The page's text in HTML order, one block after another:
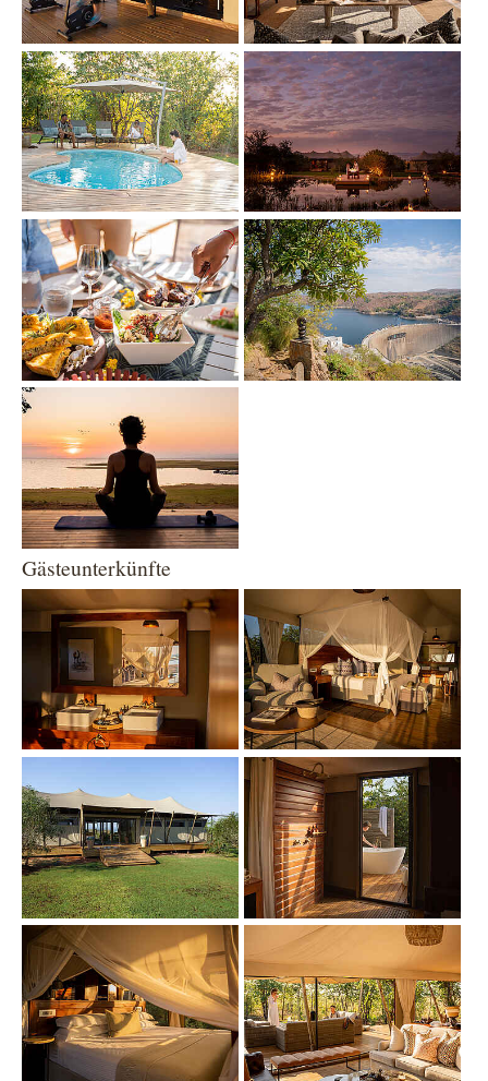
Show larger version Show larger version
Show larger version Show larger version
Show larger version
Gästeunterkünfte
Show larger version Show larger version
Show larger version
Show larger version Show larger version